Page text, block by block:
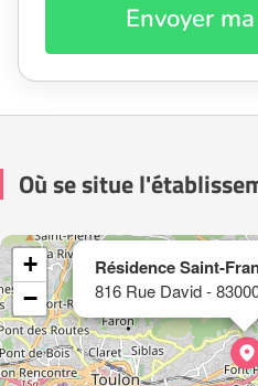
Envoyer
Où se situe
Résidence Saint-
816 Rue David -
+
−